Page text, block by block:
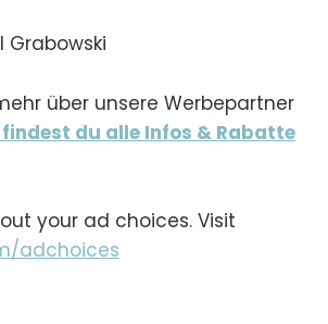
Grabowski
über unsere Werbepartner
findest du alle Infos & Rabatte
your ad choices. Visit
adchoices